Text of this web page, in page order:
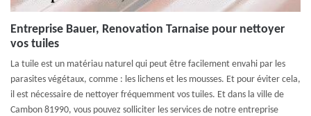
Entreprise Bauer, Renovation Tarnaise pour nettoyer
vos tuiles
La tuile est un matériau naturel qui peut être facilement envahi par les
parasites végétaux, comme : les lichens et les mousses. Et pour éviter cela,
il est nécessaire de nettoyer fréquemment vos tuiles. Et dans la ville de
Cambon 81990, vous pouvez solliciter les services de notre entreprise